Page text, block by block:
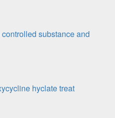
substance and
hyclate treat